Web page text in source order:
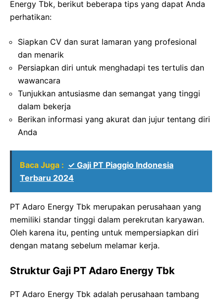
Energy Tbk, berikut beberapa tips yang dapat Anda
perhatikan:
Siapkan CV dan surat lamaran yang profesional
dan menarik
Persiapkan diri untuk menghadapi tes tertulis dan
wawancara
Tunjukkan antusiasme dan semangat yang tinggi
dalam bekerja
Berikan informasi yang akurat dan jujur tentang diri
Anda
Baca Juga : ✓ Gaji PT Piaggio Indonesia
Terbaru 2024
PT Adaro Energy Tbk merupakan perusahaan yang
memiliki standar tinggi dalam perekrutan karyawan.
Oleh karena itu, penting untuk mempersiapkan diri
dengan matang sebelum melamar kerja.
Struktur Gaji PT Adaro Energy Tbk
PT Adaro Energy Tbk adalah perusahaan tambang